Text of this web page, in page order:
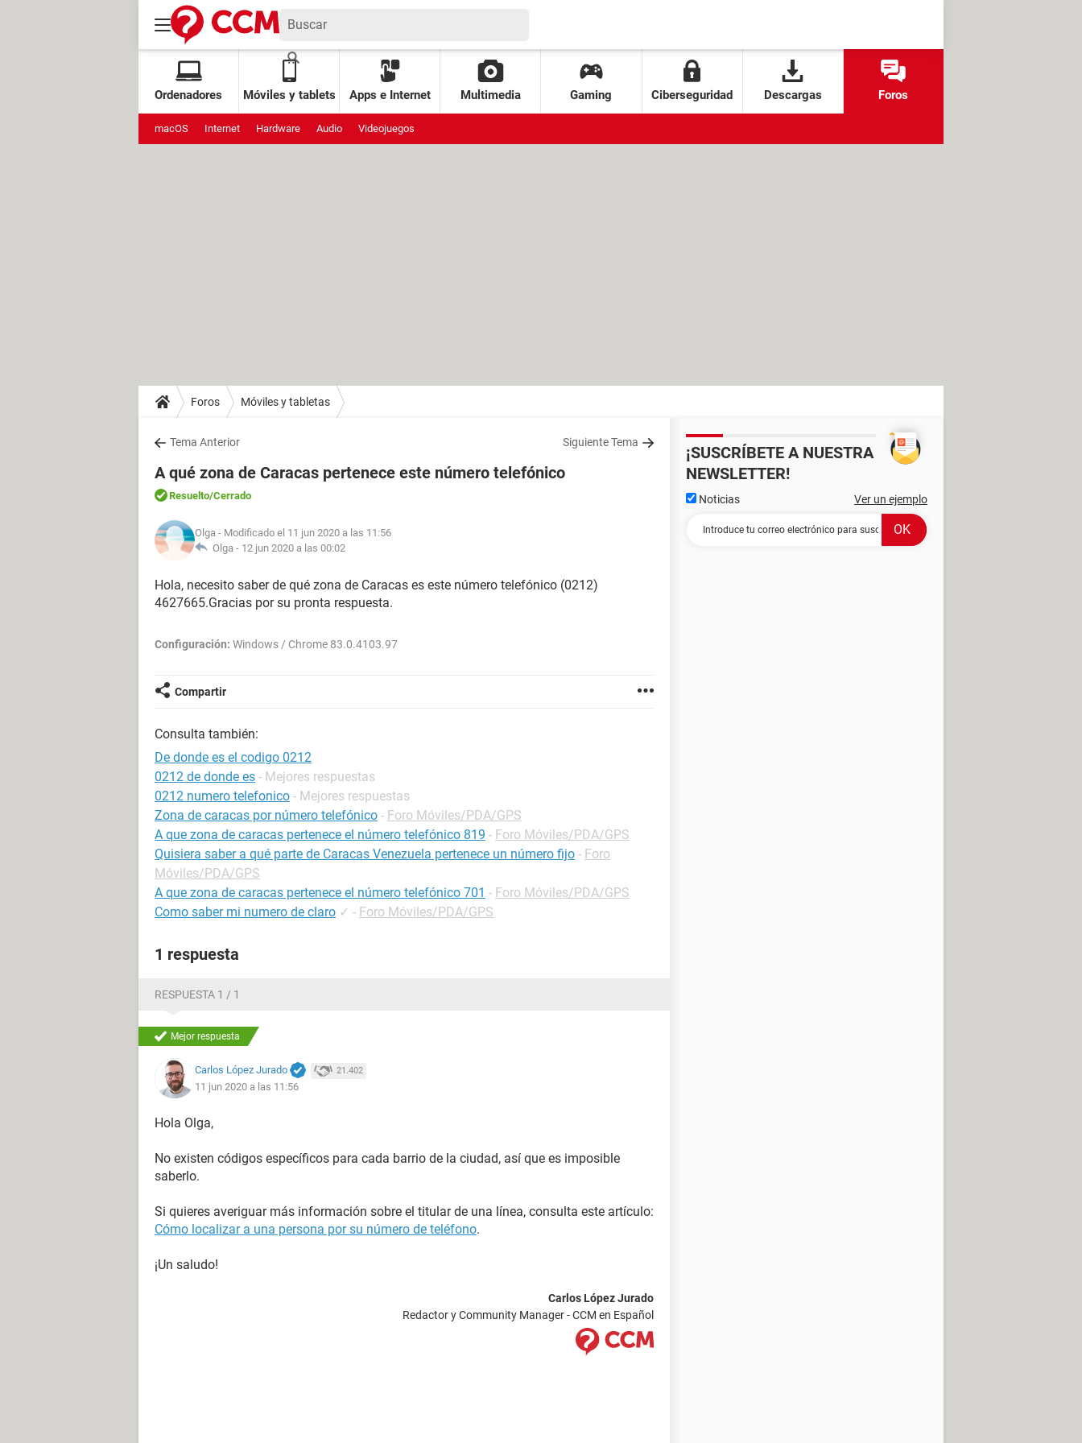
Ordenadores Móviles y tablets Apps e Internet Multimedia Gaming Ciberseguridad Descargas Foros
macOS Internet Hardware Audio Videojuegos
Foros Móviles y tabletas
Tema Anterior Siguiente Tema
A qué zona de Caracas pertenece este número telefónico
Resuelto/Cerrado
Olga - Modificado el 11 jun 2020 a las 11:56
Olga - 12 jun 2020 a las 00:02
Hola, necesito saber de qué zona de Caracas es este número telefónico (0212)
4627665.Gracias por su pronta respuesta.
Configuración: Windows / Chrome 83.0.4103.97
Compartir
Consulta también:
De donde es el codigo 0212
0212 de donde es - Mejores respuestas
0212 numero telefonico - Mejores respuestas
Zona de caracas por número telefónico - Foro Móviles/PDA/GPS
A que zona de caracas pertenece el número telefónico 819 - Foro Móviles/PDA/GPS
Quisiera saber a qué parte de Caracas Venezuela pertenece un número fijo - Foro
Móviles/PDA/GPS
A que zona de caracas pertenece el número telefónico 701 - Foro Móviles/PDA/GPS
Como saber mi numero de claro ✓ - Foro Móviles/PDA/GPS
1 respuesta
RESPUESTA 1 / 1
Mejor respuesta
Carlos López Jurado 21.402
11 jun 2020 a las 11:56
Hola Olga,
No existen códigos específicos para cada barrio de la ciudad, así que es imposible
saberlo.
Si quieres averiguar más información sobre el titular de una línea, consulta este artículo:
Cómo localizar a una persona por su número de teléfono.
¡Un saludo!
Carlos López Jurado
Redactor y Community Manager - CCM en Español
¡SUSCRÍBETE A NUESTRA
NEWSLETTER!
Noticias Ver un ejemplo